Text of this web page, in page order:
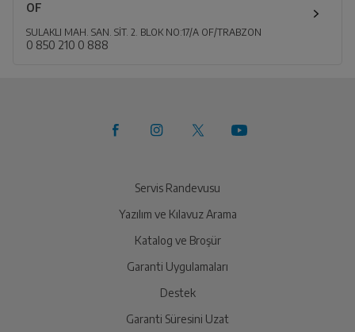
OF
SULAKLI MAH. SAN. SİT. 2. BLOK NO:17/A OF/TRABZON
0 850 210 0 888
Servis Randevusu
Yazılım ve Kılavuz Arama
Katalog ve Broşür
Garanti Uygulamaları
Destek
Garanti Süresini Uzat